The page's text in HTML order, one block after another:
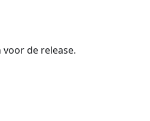
de release.